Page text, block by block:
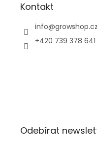
Kontakt
info@growshop.cz
+420 739 378 641
Odebírat